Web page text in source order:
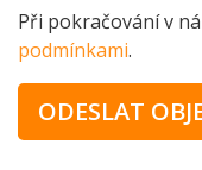
Při pokračování v
podmínkami.